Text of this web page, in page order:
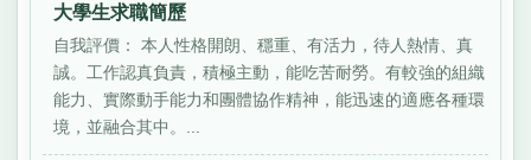
大學生求職簡歷
自我評價： 本人性格開朗、穩重、有活力，待人熱情、真
誠。工作認真負責，積極主動，能吃苦耐勞。有較強的組織
能力、實際動手能力和團體協作精神，能迅速的適應各種環
境，並融合其中。...